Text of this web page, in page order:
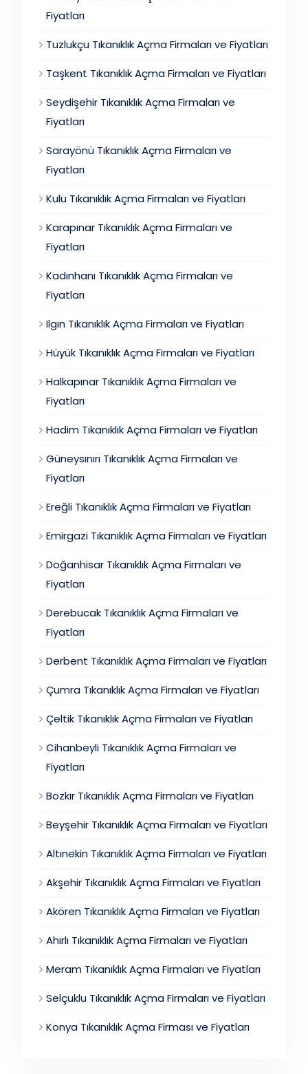
Fiyatları
Tuzlukçu Tıkanıklık Açma Firmaları ve Fiyatları
Taşkent Tıkanıklık Açma Firmaları ve Fiyatları
Seydişehir Tıkanıklık Açma Firmaları ve
Fiyatları
Sarayönü Tıkanıklık Açma Firmaları ve
Fiyatları
Kulu Tıkanıklık Açma Firmaları ve Fiyatları
Karapınar Tıkanıklık Açma Firmaları ve
Fiyatları
Kadınhanı Tıkanıklık Açma Firmaları ve
Fiyatları
Ilgın Tıkanıklık Açma Firmaları ve Fiyatları
Hüyük Tıkanıklık Açma Firmaları ve Fiyatları
Halkapınar Tıkanıklık Açma Firmaları ve
Fiyatları
Hadim Tıkanıklık Açma Firmaları ve Fiyatları
Güneysınırı Tıkanıklık Açma Firmaları ve
Fiyatları
Ereğli Tıkanıklık Açma Firmaları ve Fiyatları
Emirgazi Tıkanıklık Açma Firmaları ve Fiyatları
Doğanhisar Tıkanıklık Açma Firmaları ve
Fiyatları
Derebucak Tıkanıklık Açma Firmaları ve
Fiyatları
Derbent Tıkanıklık Açma Firmaları ve Fiyatları
Çumra Tıkanıklık Açma Firmaları ve Fiyatları
Çeltik Tıkanıklık Açma Firmaları ve Fiyatları
Cihanbeyli Tıkanıklık Açma Firmaları ve
Fiyatları
Bozkır Tıkanıklık Açma Firmaları ve Fiyatları
Beyşehir Tıkanıklık Açma Firmaları ve Fiyatları
Altınekin Tıkanıklık Açma Firmaları ve Fiyatları
Akşehir Tıkanıklık Açma Firmaları ve Fiyatları
Akören Tıkanıklık Açma Firmaları ve Fiyatları
Ahırlı Tıkanıklık Açma Firmaları ve Fiyatları
Meram Tıkanıklık Açma Firmaları ve Fiyatları
Selçuklu Tıkanıklık Açma Firmaları ve Fiyatları
Konya Tıkanıklık Açma Firması ve Fiyatları